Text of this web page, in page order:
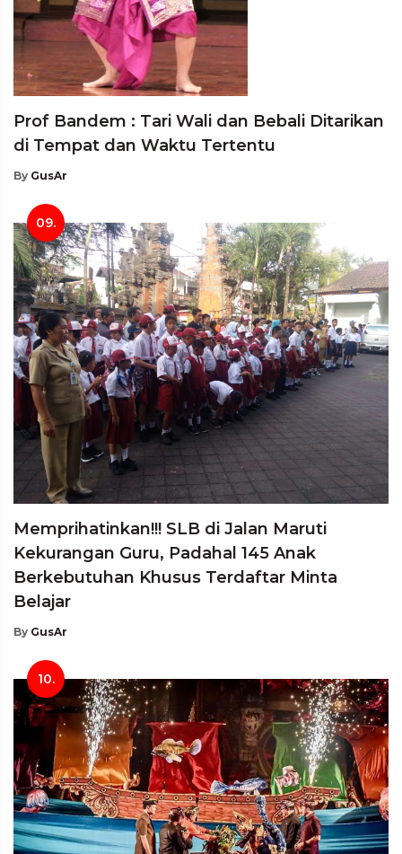
Prof Bandem : Tari Wali dan Bebali Ditarikan
di Tempat dan Waktu Tertentu
By GusAr
09.
Memprihatinkan!!! SLB di Jalan Maruti
Kekurangan Guru, Padahal 145 Anak
Berkebutuhan Khusus Terdaftar Minta
Belajar
By GusAr
10.